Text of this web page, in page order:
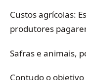
Custos agrícolas:
produtores
Safras e animais,
Contudo o